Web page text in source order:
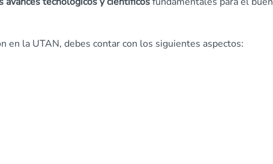
en la UTAN, debes contar con los siguientes aspectos: